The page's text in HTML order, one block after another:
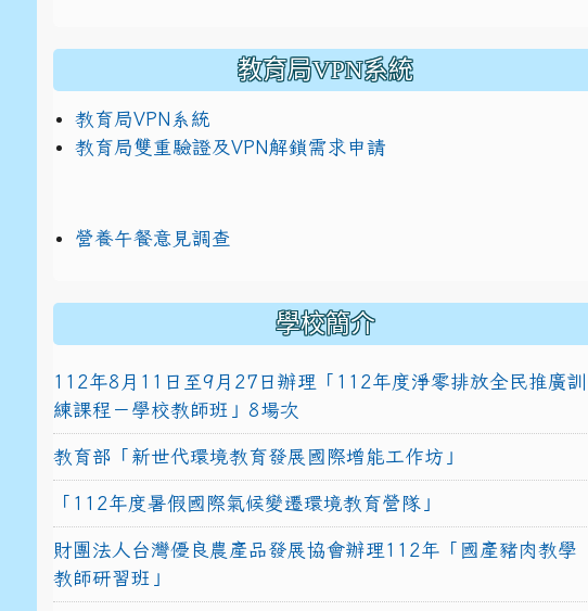
教育局VPN系統
教育局VPN系統
教育局雙重驗證及VPN解鎖需求申請
營養午餐意見調查
學校簡介
112年8月11日至9月27日辦理「112年度淨零排放全民推廣訓
練課程－學校教師班」8場次
教育部「新世代環境教育發展國際增能工作坊」
「112年度暑假國際氣候變遷環境教育營隊」
財團法人台灣優良農產品發展協會辦理112年「國產豬肉教學
教師研習班」